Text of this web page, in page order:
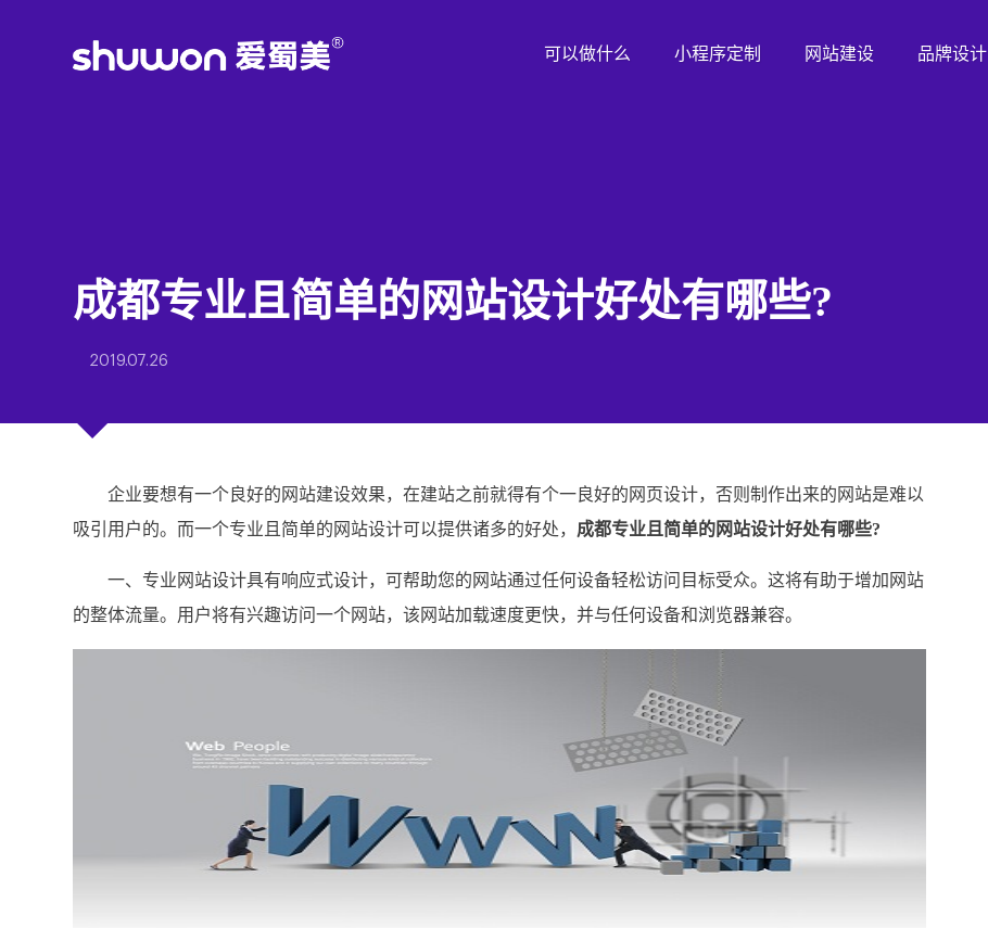
可以做什么 小程序定制 网站建设 品牌设计
成都专业且简单的网站设计好处有哪些?
2019.07.26
企业要想有一个良好的网站建设效果，在建站之前就得有个一良好的网页设计，否则制作出来的网站是难以
吸引用户的。而一个专业且简单的网站设计可以提供诸多的好处， 成都专业且简单的网站设计好处有哪些?
一、专业网站设计具有响应式设计，可帮助您的网站通过任何设备轻松访问目标受众。这将有助于增加网站
的整体流量。用户将有兴趣访问一个网站，该网站加载速度更快，并与任何设备和浏览器兼容。